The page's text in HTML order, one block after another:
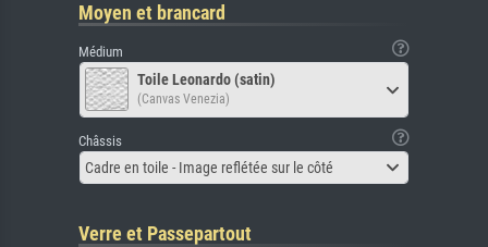
Moyen et brancard
Médium
Toile Leonardo (satin)
(Canvas Venezia)
Châssis
Cadre en toile - Image reflétée sur le côté
Verre et Passepartout